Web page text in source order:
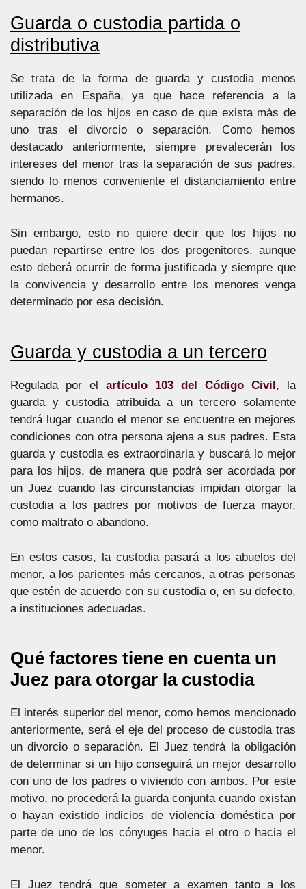
Guarda o custodia partida o
distributiva
Se trata de la forma de guarda y custodia menos
utilizada en España, ya que hace referencia a la
separación de los hijos en caso de que exista más de
uno tras el divorcio o separación. Como hemos
destacado anteriormente, siempre prevalecerán los
intereses del menor tras la separación de sus padres,
siendo lo menos conveniente el distanciamiento entre
hermanos.
Sin embargo, esto no quiere decir que los hijos no
puedan repartirse entre los dos progenitores, aunque
esto deberá ocurrir de forma justificada y siempre que
la convivencia y desarrollo entre los menores venga
determinado por esa decisión.
Guarda y custodia a un tercero
Regulada por el artículo 103 del Código Civil, la
guarda y custodia atribuida a un tercero solamente
tendrá lugar cuando el menor se encuentre en mejores
condiciones con otra persona ajena a sus padres. Esta
guarda y custodia es extraordinaria y buscará lo mejor
para los hijos, de manera que podrá ser acordada por
un Juez cuando las circunstancias impidan otorgar la
custodia a los padres por motivos de fuerza mayor,
como maltrato o abandono.
En estos casos, la custodia pasará a los abuelos del
menor, a los parientes más cercanos, a otras personas
que estén de acuerdo con su custodia o, en su defecto,
a instituciones adecuadas.
Qué factores tiene en cuenta un
Juez para otorgar la custodia
El interés superior del menor, como hemos mencionado
anteriormente, será el eje del proceso de custodia tras
un divorcio o separación. El Juez tendrá la obligación
de determinar si un hijo conseguirá un mejor desarrollo
con uno de los padres o viviendo con ambos. Por este
motivo, no procederá la guarda conjunta cuando existan
o hayan existido indicios de violencia doméstica por
parte de uno de los cónyuges hacia el otro o hacia el
menor.
El Juez tendrá que someter a examen tanto a los